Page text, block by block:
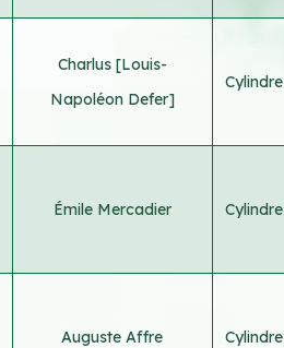
Charlus [Louis-
Napoléon Defer]
Cylindre
Émile Mercadier Cylindre
Auguste Affre Cylindre